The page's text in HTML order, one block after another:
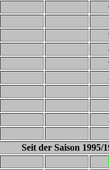
Seit der Saison 1995/